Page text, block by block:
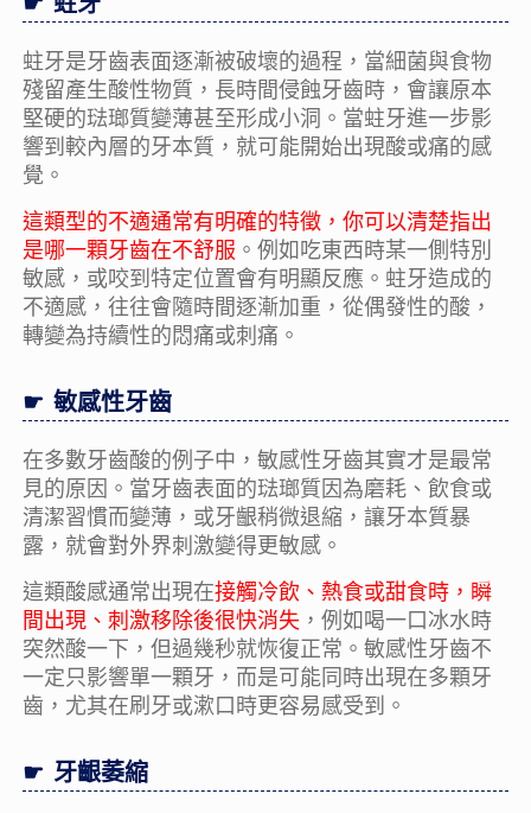
蛀牙是牙齒表面逐漸被破壞的過程，當細菌與食物
殘留產生酸性物質，長時間侵蝕牙齒時，會讓原本
堅硬的琺瑯質變薄甚至形成小洞。當蛀牙進一步影
響到較內層的牙本質，就可能開始出現酸或痛的感
覺。
這類型的不適通常有明確的特徵，你可以清楚指出
是哪一顆牙齒在不舒服 。例如吃東西時某一側特別
敏感，或咬到特定位置會有明顯反應。蛀牙造成的
不適感，往往會隨時間逐漸加重，從偶發性的酸，
轉變為持續性的悶痛或刺痛。
敏感性牙齒
在多數牙齒酸的例子中，敏感性牙齒其實才是最常
見的原因。當牙齒表面的琺瑯質因為磨耗、飲食或
清潔習慣而變薄，或牙齦稍微退縮，讓牙本質暴
露，就會對外界刺激變得更敏感。
這類酸感通常出現在接觸冷飲、熱食或甜食時，瞬
間出現、刺激移除後很快消失 ，例如喝一口冰水時
突然酸一下，但過幾秒就恢復正常。敏感性牙齒不
一定只影響單一顆牙，而是可能同時出現在多顆牙
齒，尤其在刷牙或漱口時更容易感受到。
牙齦萎縮